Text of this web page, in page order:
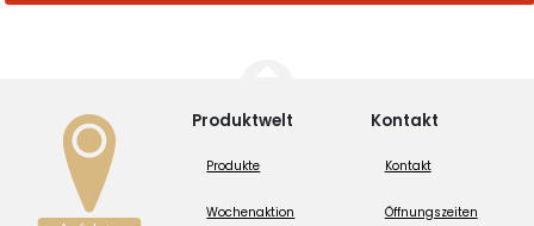
Produktwelt
Produkte
Wochenaktion
Kontakt
Kontakt
Öffnungszeiten